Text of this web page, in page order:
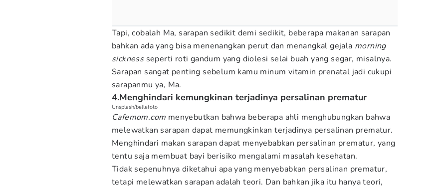
Tapi, cobalah Ma, sarapan sedikit demi sedikit, beberapa makanan sarapan
bahkan ada yang bisa menenangkan perut dan menangkal gejala morning
sickness seperti roti gandum yang diolesi selai buah yang segar, misalnya.
Sarapan sangat penting sebelum kamu minum vitamin prenatal jadi cukupi
sarapanmu ya, Ma.
4.Menghindari kemungkinan terjadinya persalinan prematur
Unsplash/bellefoto
Cafemom.com menyebutkan bahwa beberapa ahli menghubungkan bahwa
melewatkan sarapan dapat memungkinkan terjadinya persalinan prematur.
Menghindari makan sarapan dapat menyebabkan persalinan prematur, yang
tentu saja membuat bayi berisiko mengalami masalah kesehatan.
Tidak sepenuhnya diketahui apa yang menyebabkan persalinan prematur,
tetapi melewatkan sarapan adalah teori. Dan bahkan jika itu hanya teori,